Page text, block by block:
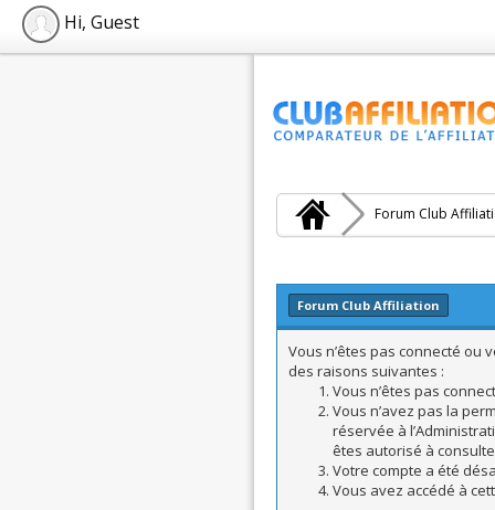
Hi, Guest
Forum Club
Forum Club Affiliation
Vous n’êtes pas connecté ou
des raisons suivantes :
Vous n’êtes pas
Vous n’avez pas la
réservée à
êtes autorisé à
Votre compte a été
Vous avez accédé à